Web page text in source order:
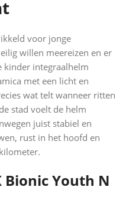
voor jonge
willen meereizen en er
kinder integraalhelm
met een licht en
wat telt wanneer ritten
stad voelt de helm
juist stabiel en
rust in het hoofd en
Bionic Youth N